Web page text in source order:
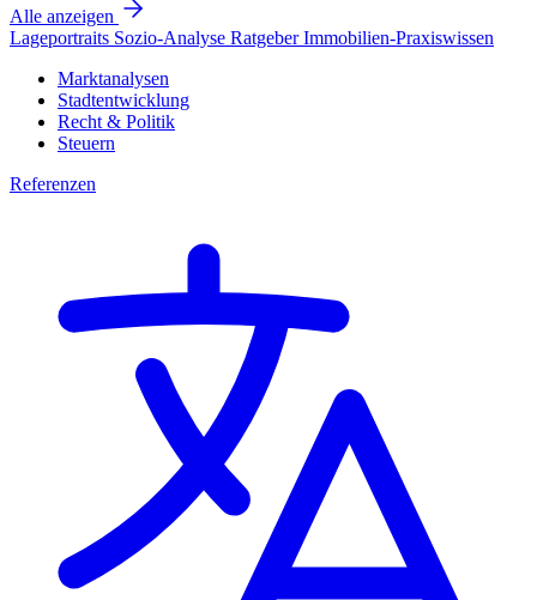
Alle anzeigen
Lageportraits Sozio-Analyse RatgeberImmobilien-Praxiswissen
Marktanalysen
Stadtentwicklung
Recht & Politik
Steuern
Referenzen